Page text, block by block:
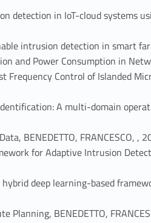
in IoT-cloud systems
intrusion detection in smart
and Power Consumption in
Frequency Control of Islanded
A multi-domain
BENEDETTO, FRANCESCO, ,
for Adaptive Intrusion
deep learning-based
BENEDETTO,